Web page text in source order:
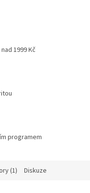
1999 Kč
programem
(1) Diskuze